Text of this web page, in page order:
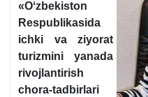
«Oʻzbekiston
Respublikasida
ichki va ziyorat
turizmini yanada
rivojlantirish
chora-tadbirlari